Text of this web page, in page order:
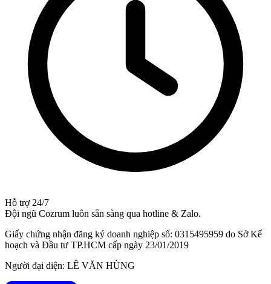
Hỗ trợ 24/7
Đội ngũ Cozrum luôn sẵn sàng qua hotline & Zalo.
Giấy chứng nhận đăng ký doanh nghiệp số: 0315495959 do Sở Kế
hoạch và Đầu tư TP.HCM cấp ngày 23/01/2019
Người đại diện: LÊ VĂN HÙNG